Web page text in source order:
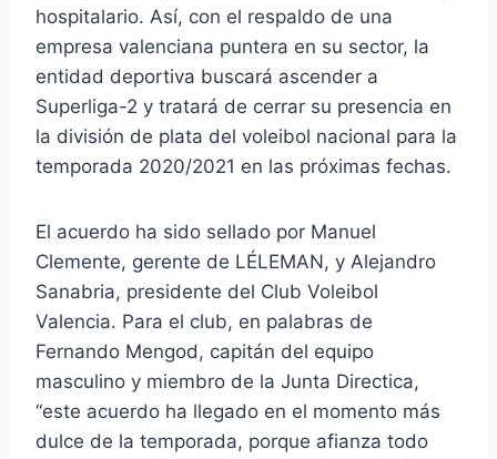
hospitalario. Así, con el respaldo de una
empresa valenciana puntera en su sector, la
entidad deportiva buscará ascender a
Superliga-2 y tratará de cerrar su presencia en
la división de plata del voleibol nacional para la
temporada 2020/2021 en las próximas fechas.
El acuerdo ha sido sellado por Manuel
Clemente, gerente de LÉLEMAN, y Alejandro
Sanabria, presidente del Club Voleibol
Valencia. Para el club, en palabras de
Fernando Mengod, capitán del equipo
masculino y miembro de la Junta Directica,
“este acuerdo ha llegado en el momento más
dulce de la temporada, porque afianza todo